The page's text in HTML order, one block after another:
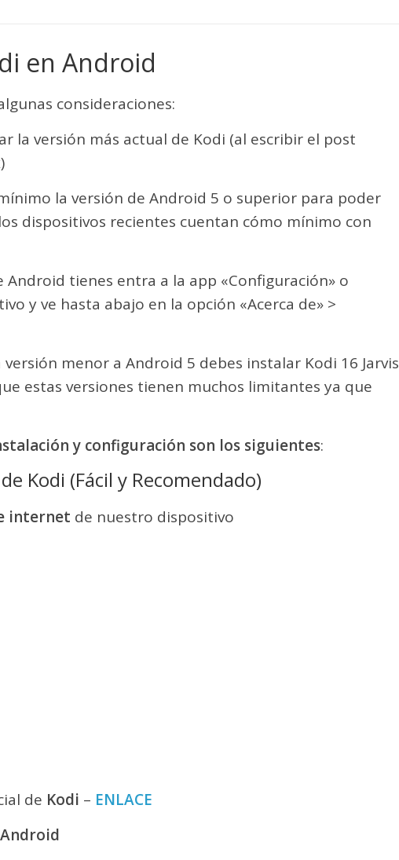
en Android
consideraciones:
la versión más actual de Kodi (al escribir el post
la versión de Android 5 o superior para poder
dispositivos recientes cuentan cómo mínimo con
Android tienes entra a la app «Configuración» o
y ve hasta abajo en la opción «Acerca de» >
menor a Android 5 debes instalar Kodi 16 Jarvis
estas versiones tienen muchos limitantes ya que
y configuración son los siguientes:
Kodi (Fácil y Recomendado)
internet de nuestro dispositivo
de Kodi – ENLACE
Android